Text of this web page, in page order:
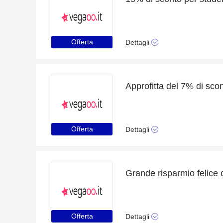
Offerta Dettagli
Offerta
Approfitta del 7% di
Dettagli
Offerta Dettagli